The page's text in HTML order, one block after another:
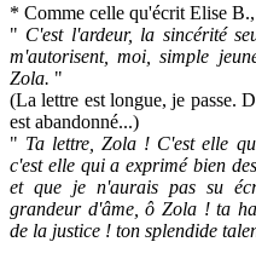
* Comme celle qu'écrit Elise
" C'est l'ardeur, la sincérité
m'autorisent, moi, simple
Zola. "
(La lettre est longue, je passe.
est abandonné...)
" Ta lettre, Zola ! C'est elle
c'est elle qui a exprimé bien
et que je n'aurais pas su
grandeur d'âme, ô Zola ! ta
de la justice ! ton splendide